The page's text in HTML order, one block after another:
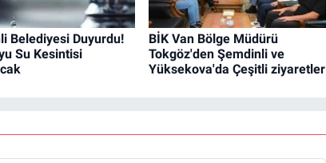
Belediyesi Duyurdu!
Su Kesintisi
BİK Van Bölge Müdürü
Tokgöz'den Şemdinli ve
Yüksekova'da Çeşitli ziyaretler